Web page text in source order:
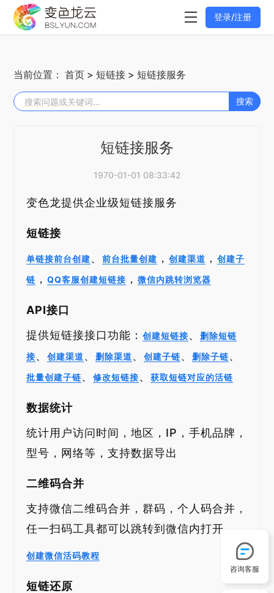
登录/注册
当前位置：首页 >短链接 > 短链接服务
搜索
短链接服务
1970-01-01 08:33:42
变色龙提供企业级短链接服务
短链接
单链接前台创建、前台批量创建 ，创建渠道 ，创建子
链 ，QQ客服创建短链接 ，微信内跳转浏览器
API接口
提供短链接接口功能：创建短链接、删除短链
接、创建渠道、删除渠道、创建子链、删除子链、
批量创建子链、修改短链接、获取短链对应的活链
数据统计
统计用户访问时间，地区，IP，手机品牌，
型号，网络等，支持数据导出
二维码合并
支持微信二维码合并，群码，个人码合并，
任一扫码工具都可以跳转到微信内打开。
创建微信活码教程
短链还原
咨询客服